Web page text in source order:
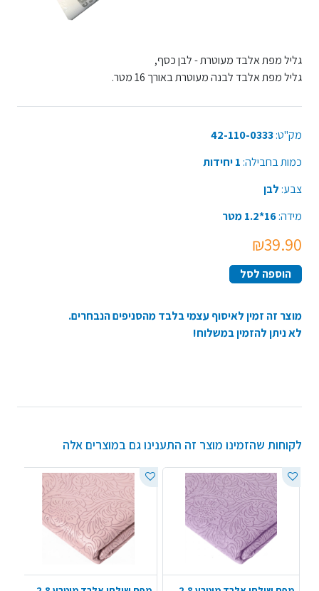
גליל מפת אלבד מעוטרת - לבן כסף,
גליל מפת אלבד לבנה מעוטרת באורך 16 מטר.
מק"ט:42-110-0333
כמות בחבילה: 1 יחידות
צבע: לבן
מידה:16*1.2 מטר
₪39.90
הוספה לסל
מוצר זה זמין לאיסוף עצמי בלבד מהסניפים הנבחרים.
לא ניתן להזמין במשלוח!
לקוחות שהזמינו מוצר זה התענינו גם במוצרים אלה